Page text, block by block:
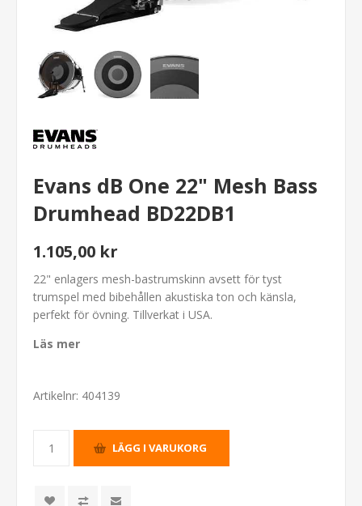
Evans dB One 22" Mesh Bass
Drumhead BD22DB1
1.105,00 kr
22" enlagers mesh-bastrumskinn avsett för tyst
trumspel med bibehållen akustiska ton och känsla,
perfekt för övning. Tillverkat i USA.
Läs mer
Artikelnr: 404139